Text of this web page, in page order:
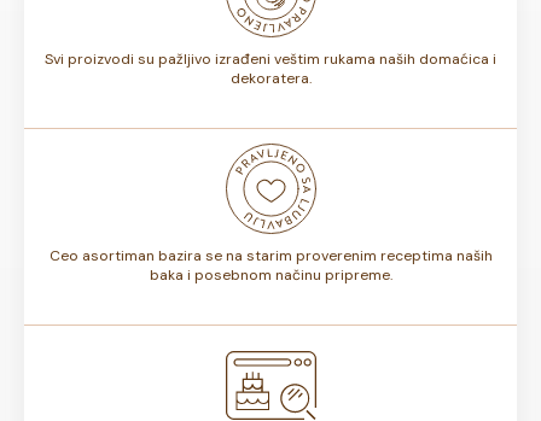
Svi proizvodi su pažljivo izrađeni veštim rukama naših domaćica i
dekoratera.
Ceo asortiman bazira se na starim proverenim receptima naših
baka i posebnom načinu pripreme.